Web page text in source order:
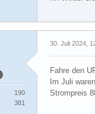
190
381
30. Juli 2024,
Fahre den
Im Juli
Strompreis